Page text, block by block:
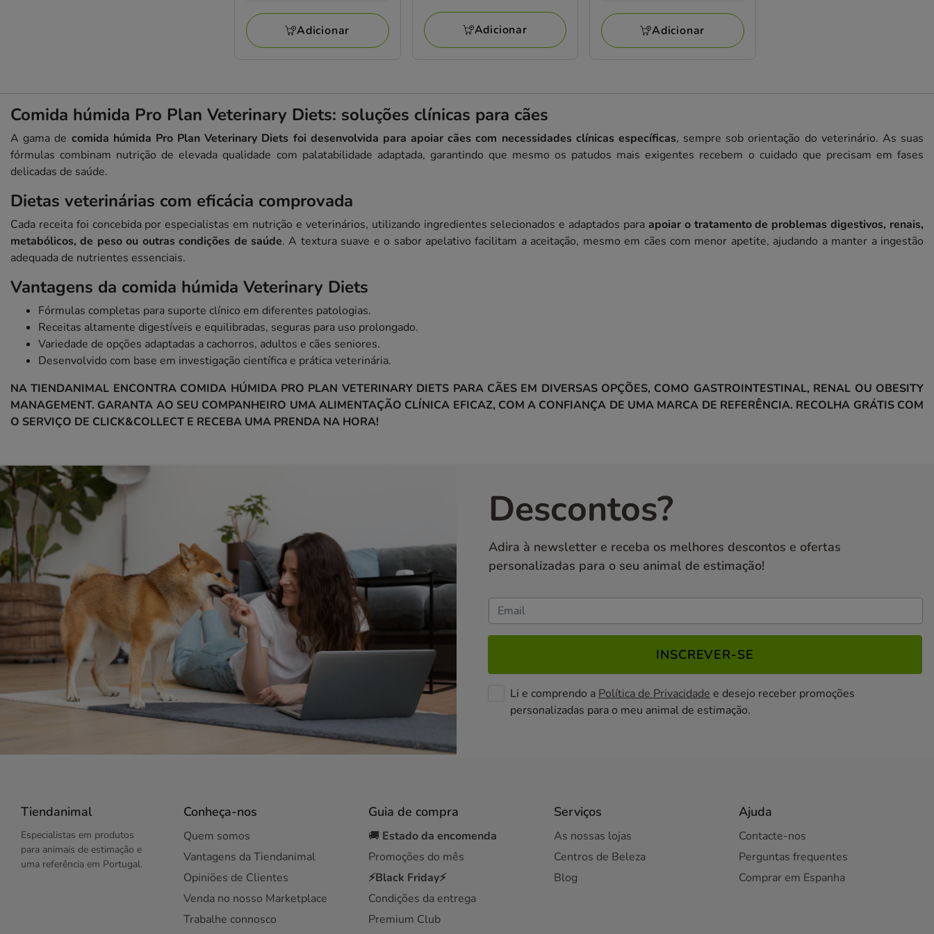
avaliações
37.51€
Adicionar
64.56€
Adicionar
avaliações
4.69€
Adicionar
Comida húmida Pro Plan Veterinary Diets: soluções clínicas para cães
A gama de comida húmida Pro Plan Veterinary Diets foi desenvolvida para apoiar cães com necessidades clínicas específicas, sempre sob orientação do veterinário. As suas
fórmulas combinam nutrição de elevada qualidade com palatabilidade adaptada, garantindo que mesmo os patudos mais exigentes recebem o cuidado que precisam em fases
delicadas de saúde.
Dietas veterinárias com eficácia comprovada
Cada receita foi concebida por especialistas em nutrição e veterinários, utilizando ingredientes selecionados e adaptados para apoiar o tratamento de problemas digestivos, renais,
metabólicos, de peso ou outras condições de saúde. A textura suave e o sabor apelativo facilitam a aceitação, mesmo em cães com menor apetite, ajudando a manter a ingestão
adequada de nutrientes essenciais.
Vantagens da comida húmida Veterinary Diets
Fórmulas completas para suporte clínico em diferentes patologias.
Receitas altamente digestíveis e equilibradas, seguras para uso prolongado.
Variedade de opções adaptadas a cachorros, adultos e cães seniores.
Desenvolvido com base em investigação científica e prática veterinária.
NA TIENDANIMAL ENCONTRA COMIDA HÚMIDA PRO PLAN VETERINARY DIETS PARA CÃES EM DIVERSAS OPÇÕES, COMO GASTROINTESTINAL, RENAL OU OBESITY
MANAGEMENT. GARANTA AO SEU COMPANHEIRO UMA ALIMENTAÇÃO CLÍNICA EFICAZ, COM A CONFIANÇA DE UMA MARCA DE REFERÊNCIA. RECOLHA GRÁTIS COM
O SERVIÇO DE CLICK&COLLECT E RECEBA UMA PRENDA NA HORA!
Descontos?
Adira à newsletter e receba os melhores descontos e ofertas
personalizadas para o seu animal de estimação!
INSCREVER-SE
Li e comprendo a Política de Privacidade e desejo receber promoções
personalizadas para o meu animal de estimação.
Tiendanimal
Especialistas em produtos
para animais de estimação e
uma referência em Portugal.
Conheça-nos
Quem somos
Vantagens da Tiendanimal
Opiniões de Clientes
Venda no nosso Marketplace
Trabalhe connosco
Guia de compra
🚚 Estado da encomenda
Promoções do mês
⚡Black Friday⚡
Condições da entrega
Premium Club
Serviços
As nossas lojas
Centros de Beleza
Blog
Ajuda
Contacte-nos
Perguntas frequentes
Comprar em Espanha